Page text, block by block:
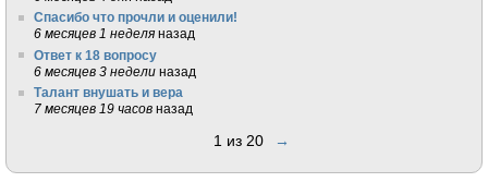
Спасибо что прочли и оценили!
6 месяцев 1 неделя назад
Ответ к 18 вопросу
6 месяцев 3 недели назад
Талант внушать и вера
7 месяцев 19 часов назад
1 из 20 →